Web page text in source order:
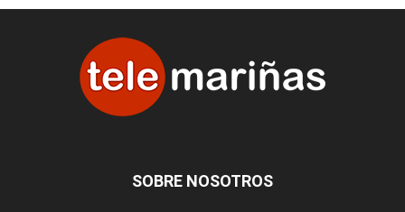
SOBRE NOSOTROS